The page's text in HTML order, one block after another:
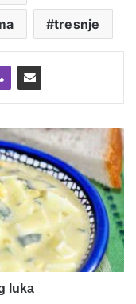
tresnje
luka